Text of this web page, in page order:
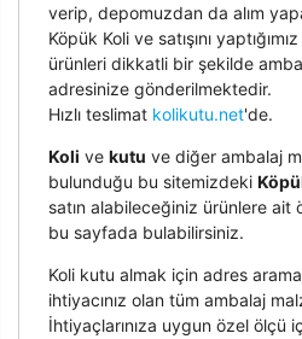
verip, depomuzdan da alım
Köpük Koli ve satışını
ürünleri dikkatli bir şekilde
adresinize gönderilmektedir.
Hızlı teslimat kolikutu.net'de.
Koli ve kutu ve diğer ambalaj
bulunduğu bu sitemizdeki
satın alabileceğiniz ürünlere
bu sayfada bulabilirsiniz.
Koli kutu almak için adres
ihtiyacınız olan tüm ambalaj
İhtiyaçlarınıza uygun özel